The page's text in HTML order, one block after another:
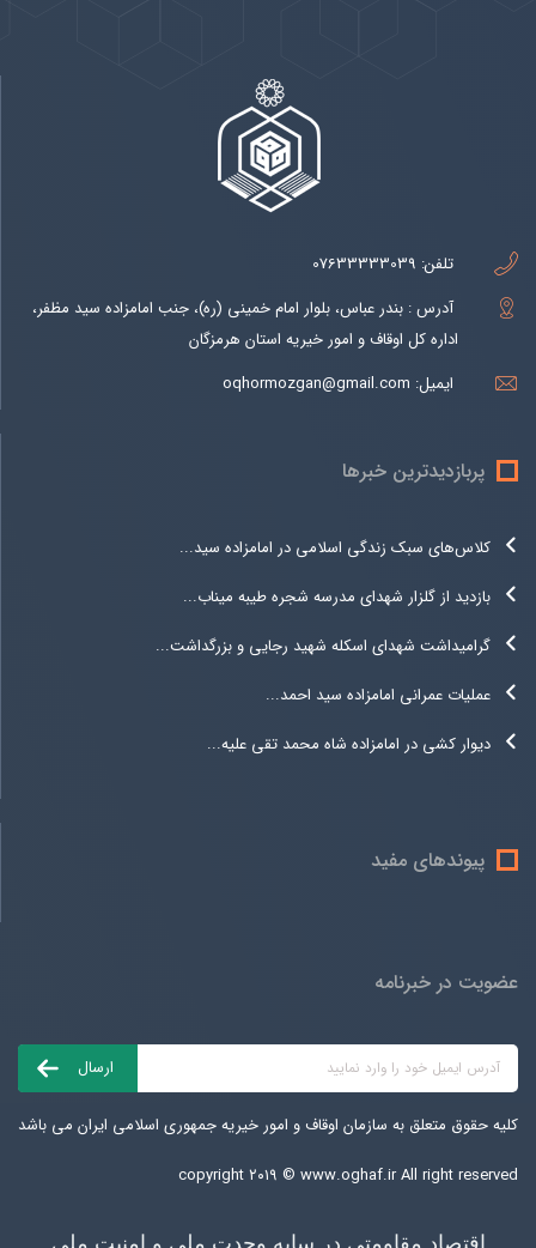
تلفن: 07633333039
آدرس : بندر عباس، بلوار امام خمینی (ره)، جنب امامزاده سید مظفر،
اداره کل اوقاف و امور خیریه استان هرمزگان
ایمیل: oqhormozgan@gmail.com
پربازدیدترین خبرها
کلاس‌های سبک زندگی اسلامی در امامزاده سید...
بازدید از گلزار شهدای مدرسه شجره طیبه میناب...
گرامیداشت شهدای اسکله شهید رجایی و بزرگداشت...
عملیات عمرانی امامزاده سید احمد...
دیوار کشی در امامزاده شاه محمد تقی علیه...
پیوندهای مفید
عضویت در خبرنامه
کلیه حقوق متعلق به سازمان اوقاف و امور خیریه جمهوری اسلامی ایران می باشد
copyright ۲۰۱۹ © www.oghaf.irAll right reserved
اقتصاد مقاومتی در سایه وحدت ملی و امنیت ملی